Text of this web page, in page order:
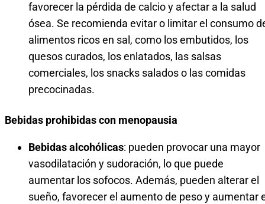
favorecer la pérdida de calcio y afectar a la salud
ósea. Se recomienda evitar o limitar el consumo
alimentos ricos en sal, como los embutidos, los
quesos curados, los enlatados, las salsas
comerciales, los snacks salados o las comidas
precocinadas.
Bebidas prohibidas con menopausia
Bebidas alcohólicas: pueden provocar una mayor
vasodilatación y sudoración, lo que puede
aumentar los sofocos. Además, pueden alterar el
sueño, favorecer el aumento de peso y aumentar